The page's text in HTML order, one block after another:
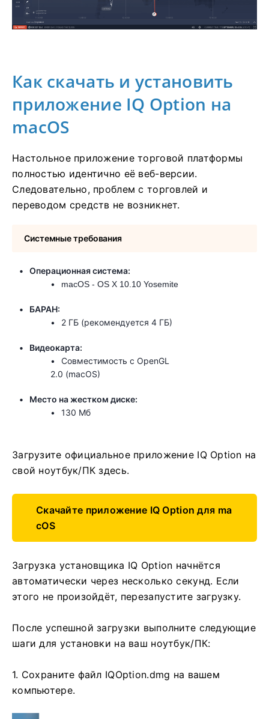
Как скачать и установить
приложение IQ Option на
macOS
Настольное приложение торговой платформы
полностью идентично её веб-версии.
Следовательно, проблем с торговлей и
переводом средств не возникнет.
Системные требования
Операционная система:
macOS - OS X 10.10 Yosemite
БАРАН:
2 ГБ (рекомендуется 4 ГБ)
Видеокарта:
Совместимость с OpenGL
2.0 (macOS)
Место на жестком диске:
130 Мб
Загрузите официальное приложение IQ Option на
свой ноутбук/ПК здесь.
Скачайте приложение IQ Option для ma
cOS
Загрузка установщика IQ Option начнётся
автоматически через несколько секунд. Если
этого не произойдёт, перезапустите загрузку.
После успешной загрузки выполните следующие
шаги для установки на ваш ноутбук/ПК:
1. Сохраните файл IQOption.dmg на вашем
компьютере.